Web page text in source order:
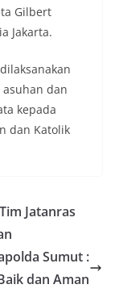
HUT
Kedekatan
Door
yang
Melalui
tidak
informasi
mitra
warga
kesadaran
Gilbert
Jakarta.
dan
kepada
dan Katolik
Jatanras
Sumut :
dan Aman